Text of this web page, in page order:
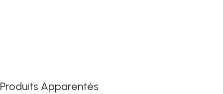
Produits Apparentés